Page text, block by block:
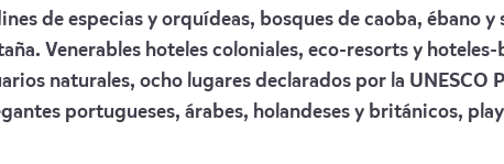
de especias y orquídeas, bosques de caoba, ébano y
Venerables hoteles coloniales, eco-resorts y
naturales, ocho lugares declarados por la UNESCO
portugueses, árabes, holandeses y británicos,